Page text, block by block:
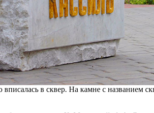
вписалась в сквер. На камне с названием